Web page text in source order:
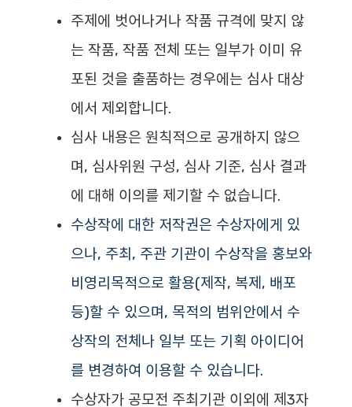
주제에 벗어나거나 작품 규격에 맞지 않
는 작품, 작품 전체 또는 일부가 이미 유
포된 것을 출품하는 경우에는 심사 대상
에서 제외합니다.
심사 내용은 원칙적으로 공개하지 않으
며, 심사위원 구성, 심사 기준, 심사 결과
에 대해 이의를 제기할 수 없습니다.
수상작에 대한 저작권은 수상자에게 있
으나, 주최, 주관 기관이 수상작을 홍보와
비영리목적으로 활용(제작, 복제, 배포
등)할 수 있으며, 목적의 범위안에서 수
상작의 전체나 일부 또는 기획 아이디어
를 변경하여 이용할 수 있습니다.
수상자가 공모전 주최기관 이외에 제3자